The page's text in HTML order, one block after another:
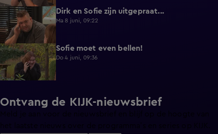
0:26 Dirk en Sofie zijn uitgepraat...
Ma 8 juni, 09:22
1:13 Sofie moet even bellen!
Do 4 juni, 09:36
Ontvang de KIJK-nieuwsbrief